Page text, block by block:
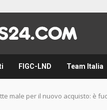
FIGC-LND Team Italia
male per il nuovo acquisto: è